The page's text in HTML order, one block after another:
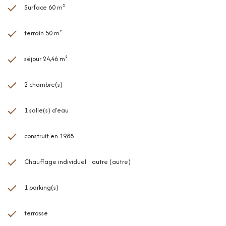
Surface 60 m²
terrain 50 m²
séjour 24,46 m²
2 chambre(s)
1 salle(s) d'eau
construit en 1988
Chauffage individuel : autre (autre)
1 parking(s)
terrasse